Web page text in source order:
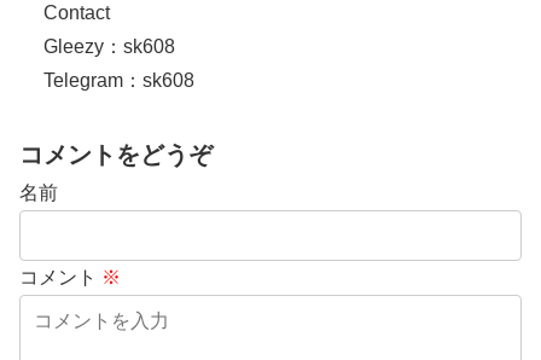
Contact
Gleezy：sk608
Telegram：sk608
コメントをどうぞ
名前
コメント ※